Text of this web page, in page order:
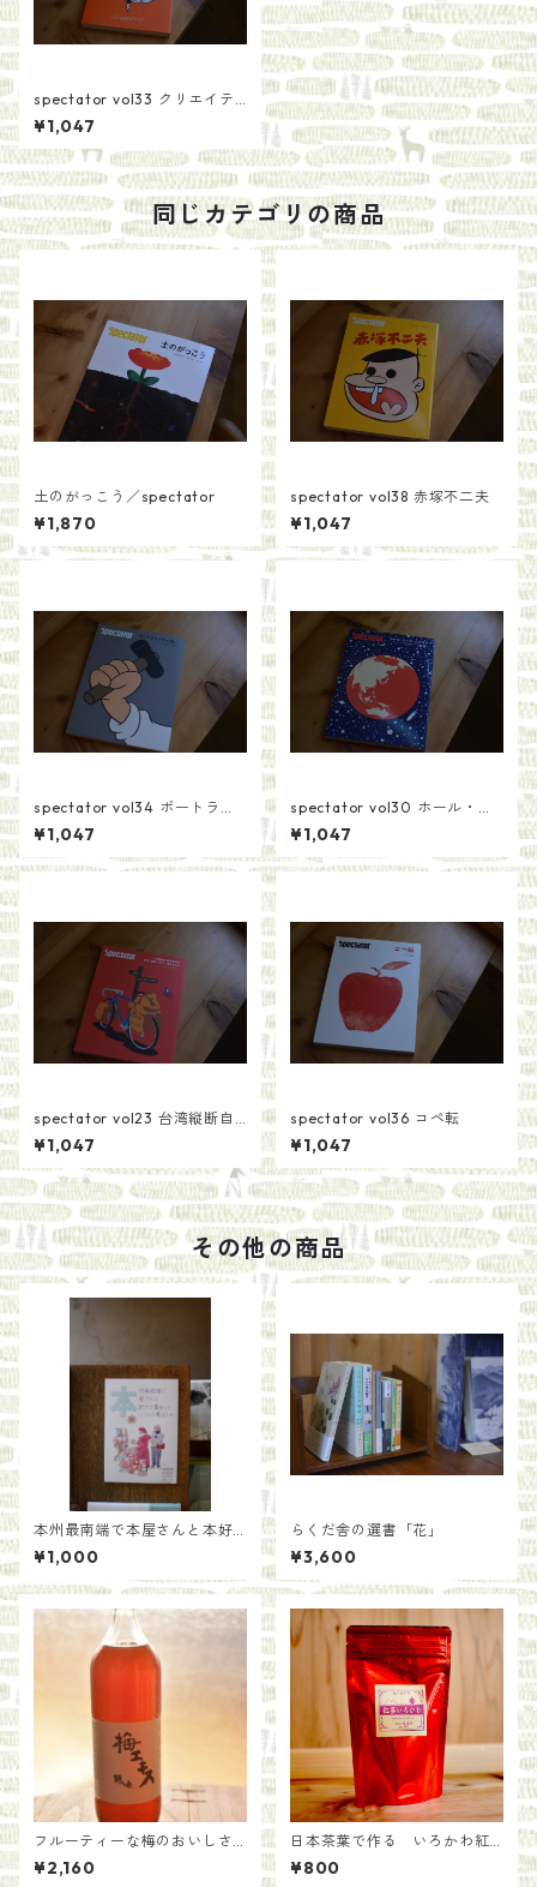
spectator vol33 クリエイテ
ィブ文章術
¥1,047
同じカテゴリの商品
土のがっこう／spectator
¥1,870
spectator vol38 赤塚不二夫
¥1,047
spectator vol34 ポートラン
ドの小商い
¥1,047
spectator vol30 ホール・ア
ース・カタログ後編
¥1,047
spectator vol23 台湾縦断自
転車旅紀行
¥1,047
spectator vol36 コペ転
¥1,047
その他の商品
本州最南端で本屋さんと本好
きが集まって本について考え
たら/紀伊半島ブックマルシェ
実行委員たち
¥1,000
らくだ舎の選書「花」
¥3,600
フルーティーな梅のおいしさ
を凝縮 梅エキス 700ml【耕
人舎】
¥2,160
日本茶葉で作る いろかわ紅
茶(50g)
¥800